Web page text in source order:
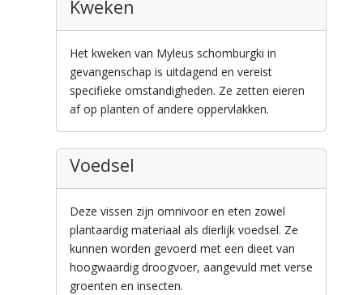
Kweken
Het kweken van Myleus schomburgki in
gevangenschap is uitdagend en vereist
specifieke omstandigheden. Ze zetten eieren
af op planten of andere oppervlakken.
Voedsel
Deze vissen zijn omnivoor en eten zowel
plantaardig materiaal als dierlijk voedsel. Ze
kunnen worden gevoerd met een dieet van
hoogwaardig droogvoer, aangevuld met verse
groenten en insecten.